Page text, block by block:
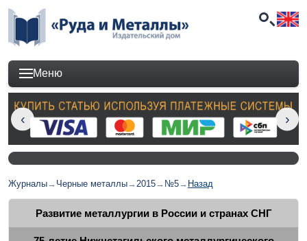
Меню
Журналы→ Черные металлы→2015→ №5→ Назад
Развитие металлургии в России и странах СНГ